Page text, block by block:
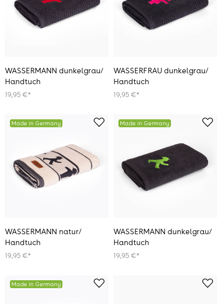
WASSERMANN dunkelgrau/
Handtuch
19,95 €*
WASSERFRAU dunkelgrau/
Handtuch
19,95 €*
Made in Germany
WASSERMANN natur/
Handtuch
19,95 €*
Made in Germany
WASSERMANN dunkelgrau/
Handtuch
19,95 €*
Made in Germany